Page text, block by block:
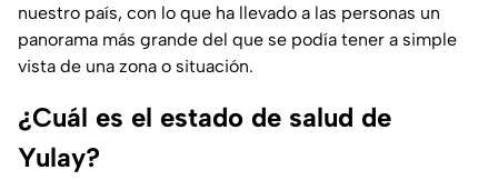
nuestro país, con lo que ha llevado a las personas un
panorama más grande del que se podía tener a simple
vista de una zona o situación.
¿Cuál es el estado de salud de
Yulay?